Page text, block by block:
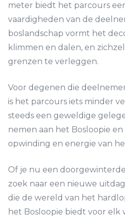
meter biedt het parcours
vaardigheden van de
boslandschap vormt het
klimmen en dalen, en
grenzen te verleggen.
Voor degenen die
is het parcours iets minder
steeds een geweldige
nemen aan het Bosloopie
opwinding en energie van
Of je nu een
zoek naar een nieuwe
die de wereld van het
het Bosloopie biedt voor elk